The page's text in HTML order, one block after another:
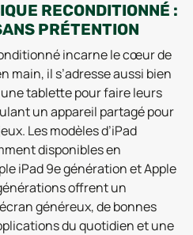
RECONDITIONNÉ :
PRÉTENTION
incarne le cœur de
main, il s’adresse aussi bien
tablette pour faire leurs
un appareil partagé pour
Les modèles d’iPad
disponibles en
iPad 9e génération et Apple
offrent un
généreux, de bonnes
du quotidien et une